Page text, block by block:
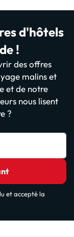
d'hôtels
!
des offres
malins et
et de notre
nous lisent
?
et accepté la